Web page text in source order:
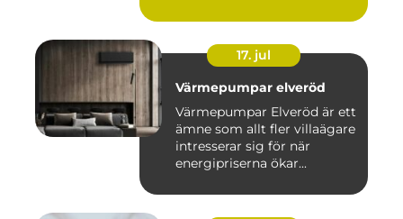
17. jul
Värmepumpar elveröd
Värmepumpar Elveröd är ett
ämne som allt fler villaägare
intresserar sig för när
energipriserna ökar...